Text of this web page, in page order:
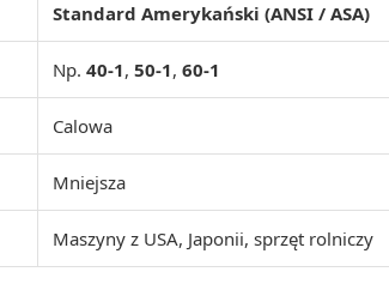
Standard Amerykański (ANSI / ASA)
Np. 40-1, 50-1, 60-1
Calowa
Mniejsza
Maszyny z USA, Japonii, sprzęt rolniczy